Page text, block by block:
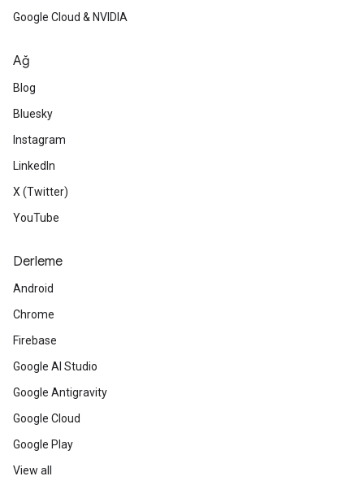
Google Cloud & NVIDIA
Ağ
Blog
Bluesky
Instagram
LinkedIn
X (Twitter)
YouTube
Derleme
Android
Chrome
Firebase
Google AI Studio
Google Antigravity
Google Cloud
Google Play
View all